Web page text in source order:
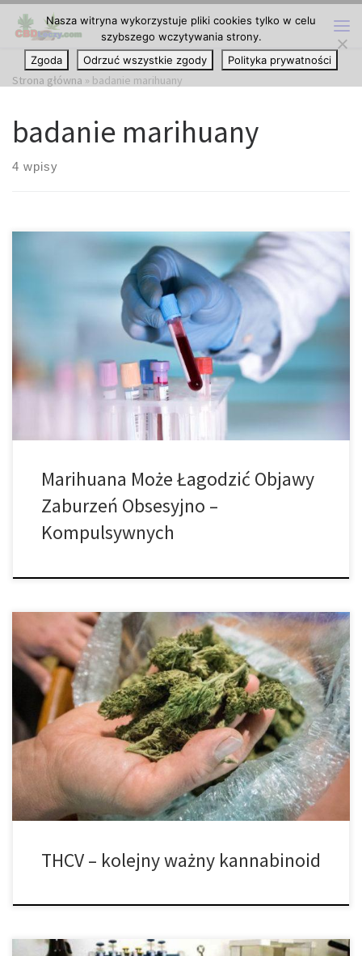
Przejdź do treści
Strona główna » badanie marihuany
badanie marihuany
4 wpisy
Badanie sugeruje, że marihuana może złagodzić objawy
zaburzeń obsesyjno-kompulsywnych. Według nowego badania
przeprowadzonego w tym miesiącu, wdychanie marihuany może
przynieść tymczasową ulgę w objawach zaburzeń obsesyjno-
kompulsywnych. Badanie, przeprowadzone przez naukowców z
Washington State University i opublikowane w Journal of Affective
Disorders sugeruje, że medyczna marihuana może służyć jako
realne leczenie […]
Marihuana Może Łagodzić Objawy
Zaburzeń Obsesyjno –
Kompulsywnych
Rok 2019 może zostać zapamiętany jako rok, w którym mniejsze
kannabinoidy pojawiły się na scenie cannabis. Mimo iż, prawdą
jest, że rynek cannabis głównie koncentruje się na
tetrahydrokannabinolu (THC), odurzającym kannabinoidzie, który
większość konsumentów marihuany już poznała i pokochała; jak
również i na kannabidiolu (CBD); to jednak kannabinoidy takie jak
THCV – kolejny ważny kannabinoid
Nasza witryna wykorzystuje pliki cookies tylko w celu
szybszego wczytywania strony.
Zgoda
Odrzuć wszystkie zgody Polityka prywatności